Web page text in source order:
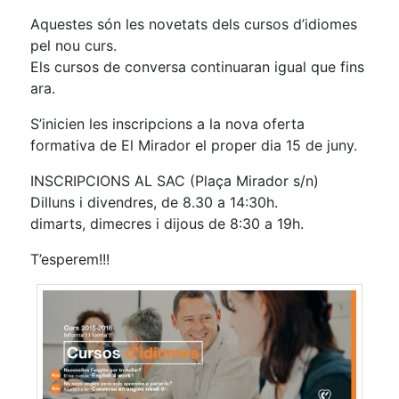
Aquestes són les novetats dels cursos d’idiomes
pel nou curs.
Els cursos de conversa continuaran igual que fins
ara.
S’inicien les inscripcions a la nova oferta
formativa de El Mirador el proper dia 15 de juny.
INSCRIPCIONS AL SAC (Plaça Mirador s/n)
Dilluns i divendres, de 8.30 a 14:30h.
dimarts, dimecres i dijous de 8:30 a 19h.
T’esperem!!!